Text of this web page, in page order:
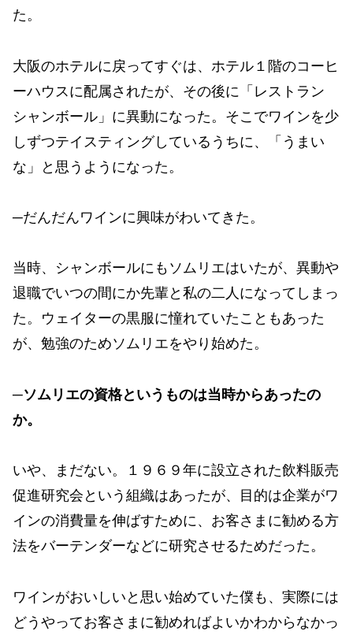
た。
大阪のホテルに戻ってすぐは、ホテル１階のコーヒ
ーハウスに配属されたが、その後に「レストラン
シャンボール」に異動になった。そこでワインを少
しずつテイスティングしているうちに、「うまい
な」と思うようになった。
─だんだんワインに興味がわいてきた。
当時、シャンボールにもソムリエはいたが、異動や
退職でいつの間にか先輩と私の二人になってしまっ
た。ウェイターの黒服に憧れていたこともあった
が、勉強のためソムリエをやり始めた。
─ソムリエの資格というものは当時からあったの
か。
いや、まだない。１９６９年に設立された飲料販売
促進研究会という組織はあったが、目的は企業がワ
インの消費量を伸ばすために、お客さまに勧める方
法をバーテンダーなどに研究させるためだった。
ワインがおいしいと思い始めていた僕も、実際には
どうやってお客さまに勧めればよいかわからなかっ